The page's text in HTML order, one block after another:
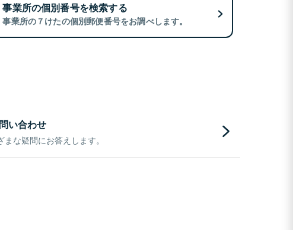
事業所の個別番号を検索する
事業所の７けたの個別郵便番号をお調べします。
い合わせ
な疑問にお答えします。